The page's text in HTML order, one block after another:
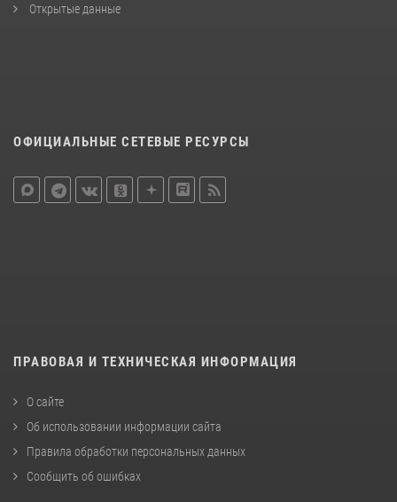
Открытые данные
ОФИЦИАЛЬНЫЕ СЕТЕВЫЕ РЕСУРСЫ
ПРАВОВАЯ И ТЕХНИЧЕСКАЯ ИНФОРМАЦИЯ
О сайте
Об использовании информации сайта
Правила обработки персональных данных
Сообщить об ошибках